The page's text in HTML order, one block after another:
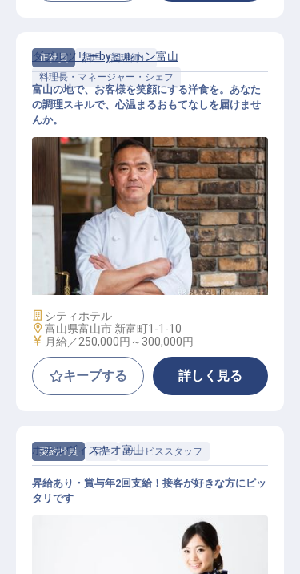
正社員
調理（調理師）
料理長・マネージャー・シェフ
セクションシェフ（洋食調理）
ダブルツリーbyヒルトン富山
富山の地で、お客様を笑顔にする洋食を。あなた
の調理スキルで、心温まるおもてなしを届けませ
んか。
施設業態
シティホテル
勤務地
富山県富山市 新富町1-1-10
給与
月給／250,000円～ 300,000円
キープする 詳しく見る
契約社員 宿泊 サービススタッフ
ホテルヴィスキオ富山
昇給あり・賞与年2回支給！接客が好きな方にピッ
タリです